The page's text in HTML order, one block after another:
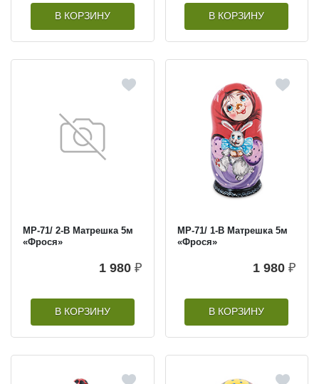
В КОРЗИНУ В КОРЗИНУ
МР-71/ 2-B Матрешка 5м
«Фрося»
1 980 ₽
В КОРЗИНУ
МР-71/ 1-B Матрешка 5м
«Фрося»
1 980 ₽
В КОРЗИНУ